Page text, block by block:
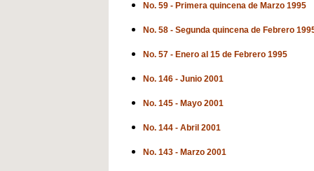
No. 59 - Primera quincena de Marzo 1995
No. 58 - Segunda quincena de Febrero
No. 57 - Enero al 15 de Febrero 1995
No. 146 - Junio 2001
No. 145 - Mayo 2001
No. 144 - Abril 2001
No. 143 - Marzo 2001